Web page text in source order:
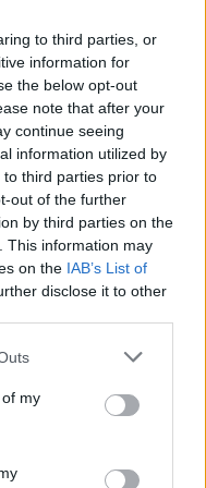
to third parties, or
information for
the below opt-out
note that after your
continue seeing
information utilized by
third parties prior to
out of the further
by third parties on the
This information may
on the IAB’s List of
disclose it to other
one or more Google
You may click to
its third-party tags to
in below Google
my
αποτελέσματα
Ανοίγει
Ποια ΑΦΜ
-